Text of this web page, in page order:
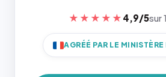
★★★★★ 4,9/5sur
AGRÉÉ PAR LE